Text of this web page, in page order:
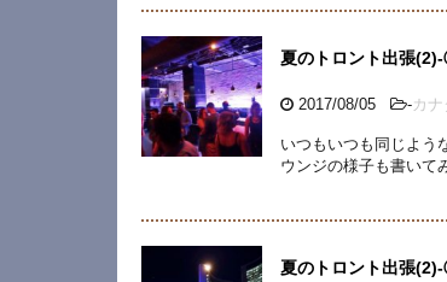
夏のトロント出張
2017/08/05 -カナ
いつもいつも同じよう
ウンジの様子も書いて
夏のトロント出張